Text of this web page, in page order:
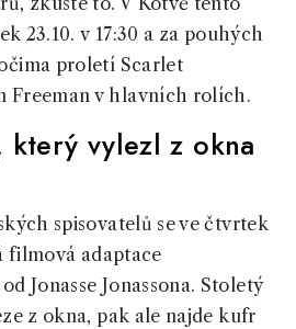
23.10. v 17:30 a za pouhých
proletí Scarlet
Freeman v hlavních rolích.
který vylezl z okna
spisovatelů se ve čtvrtek
filmová adaptace
Jonasse Jonassona. Stoletý
z okna, pak ale najde kufr